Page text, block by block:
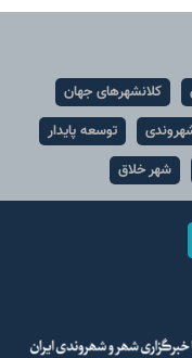
کلانشهرهای جهان
توسعه پایدار
شهر خلاق